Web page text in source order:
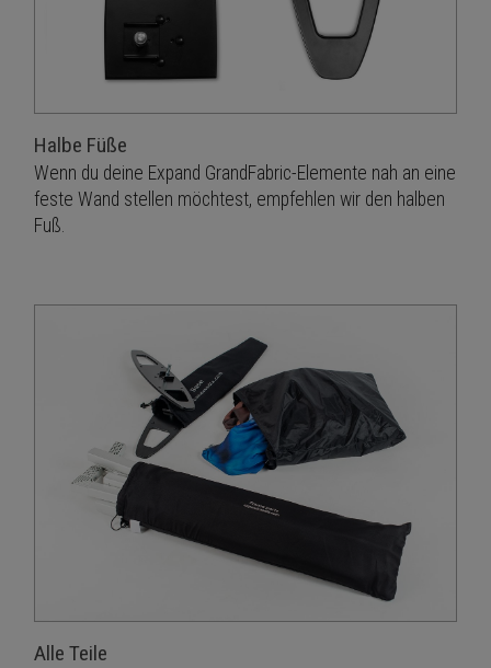
Halbe Füße
Wenn du deine Expand GrandFabric-Elemente nah an eine
feste Wand stellen möchtest, empfehlen wir den halben
Fuß.
Alle Teile